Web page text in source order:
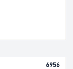
6956